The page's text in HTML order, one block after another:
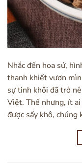
Nhắc đến hoa sứ,
thanh khiết vươn
sự tinh khôi đã trở
Việt. Thế nhưng, ít
được sấy khô,